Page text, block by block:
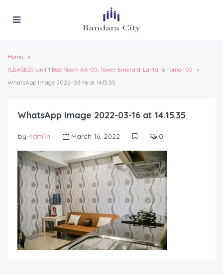
Home
(LEASED) Unit 1 Bed Room A6-05, Tower Emerald, Lantai 6 nomor 05
WhatsApp Image 2022-03-16 at 14.15.35
WhatsApp Image 2022-03-16 at 14.15.35
by 4dm1n March 16, 2022 0